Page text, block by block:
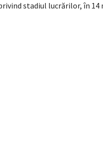
stadiul lucrărilor, în 14